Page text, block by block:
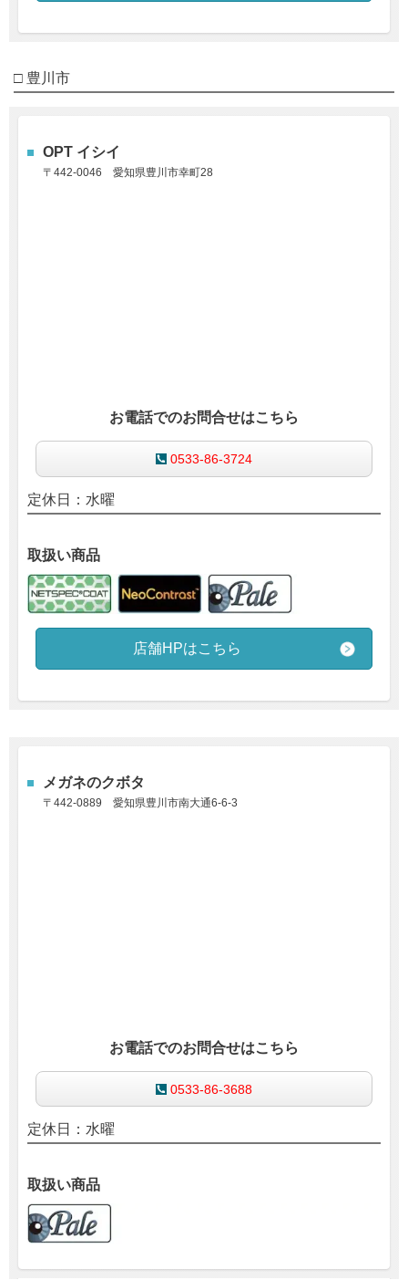
□ 豊川市
OPT イシイ
〒442-0046 愛知県豊川市幸町28
お電話でのお問合せはこちら
0533-86-3724
定休日：水曜
取扱い商品
店舗HPはこちら
メガネのクボタ
〒442-0889 愛知県豊川市南大通6-6-3
お電話でのお問合せはこちら
0533-86-3688
定休日：水曜
取扱い商品